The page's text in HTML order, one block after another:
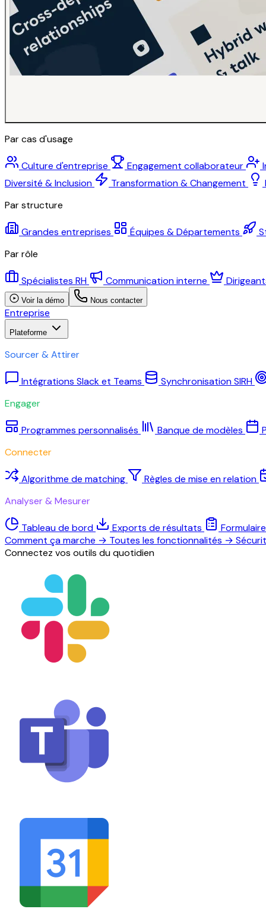
Par cas d'usage
Culture d'entreprise Engagement collaborateur
Diversité & Inclusion
Transformation & Changement
Par structure
Grandes entreprises Équipes & Départements
Par rôle
Spécialistes RH Communication interne
Voir la démo Nous contacter
Entreprise
Plateforme
Sourcer & Attirer
Intégrations Slack et Teams
Synchronisation SIRH
Engager
Programmes personnalisés Banque de modèles
Connecter
Algorithme de matching
Règles de mise en relation
Analyser & Mesurer
Tableau de bord Exports de résultats
Comment ça marche → Toutes les fonctionnalités →
Connectez vos outils du quotidien